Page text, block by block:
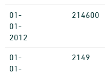
01-
01-
2012
214600
01-
01-
2149